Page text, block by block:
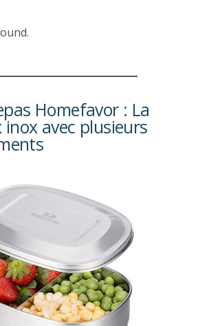
Homefavor : La
avec plusieurs